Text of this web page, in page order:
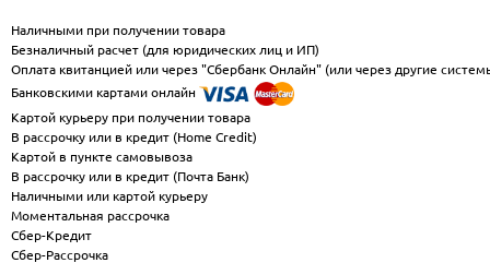
Наличными при получении товара
Безналичный расчет (для юридических лиц и ИП)
Оплата квитанцией или через "Сбербанк Онлайн" (или через другие
Банковскими картами онлайн
Картой курьеру при получении товара
В рассрочку или в кредит (Home Credit)
Картой в пункте самовывоза
В рассрочку или в кредит (Почта Банк)
Наличными или картой курьеру
Моментальная рассрочка
Сбер-Кредит
Сбер-Рассрочка